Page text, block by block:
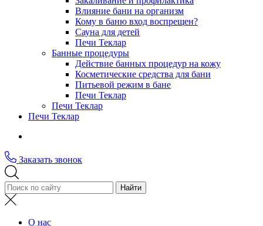
Влияние бани на организм
Кому в баню вход воспрещен?
Сауна для детей
Печи Теклар
Банные процедуры
Действие банных процедур на кожу
Косметические средства для бани
Питьевой режим в бане
Печи Теклар
Печи Теклар
Печи Теклар
Заказать звонок
О нас